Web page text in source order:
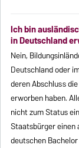
Ich bin
in Deutschland
Nein,
Deutschland oder
deren Abschluss
erworben haben.
nicht zum Status
Staatsbürger einen
deutschen